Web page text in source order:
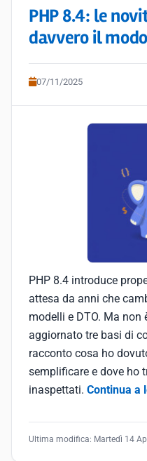
PHP 8.4: le
davvero il
07/11/2025
PHP 8.4 introduce
attesa da anni che
modelli e DTO. Ma
aggiornato tre basi di
racconto cosa ho
semplificare e dove ho
inaspettati. Continua a
Ultima modifica: Martedì 14